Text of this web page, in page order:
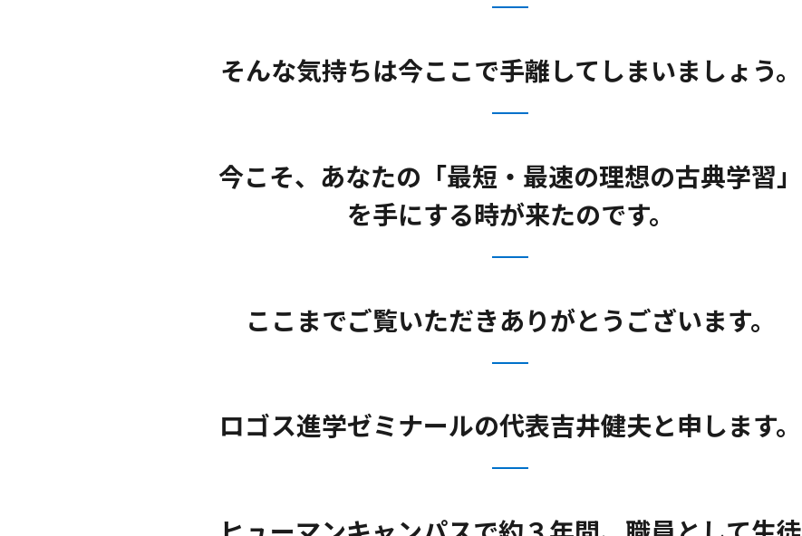
そんな気持ちは今ここで手離してしまいましょう。
今こそ、あなたの「最短・最速の理想の古典学習」
を手にする時が来たのです。
ここまでご覧いただきありがとうございます。
ロゴス進学ゼミナールの代表吉井健夫と申します。